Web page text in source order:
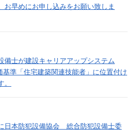
お早めにお申し込みをお願い致しま
備士が建設キャリアアップシステム
準「住宅建築関連技能者」に位置付け
日本防犯設備協会 総合防犯設備士委